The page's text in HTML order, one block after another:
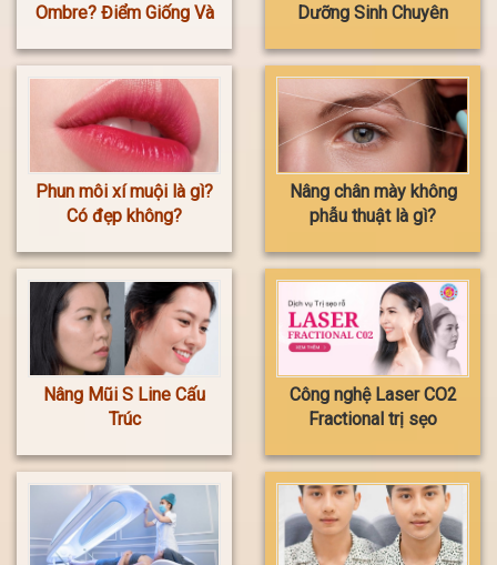
Ombre? Điểm Giống Và
Dưỡng Sinh Chuyên
Phun môi xí muội là gì?
Có đẹp không?
Nâng chân mày không
phẫu thuật là gì?
Nâng Mũi S Line Cấu
Trúc
Công nghệ Laser CO2
Fractional trị sẹo